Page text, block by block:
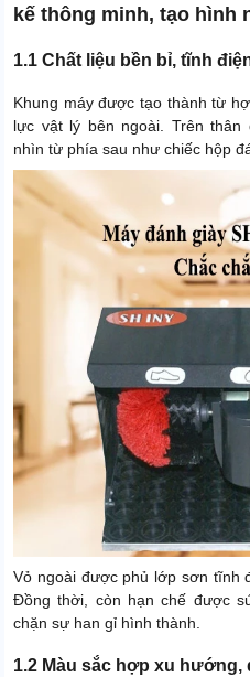
kế thông minh, tạo hình
1.1 Chất liệu bền bỉ, tĩnh
Khung máy được tạo thành từ
lực vật lý bên ngoài. Trên
nhìn từ phía sau như chiếc hộp
Vỏ ngoài được phủ lớp sơn tĩnh
Đồng thời, còn hạn chế được
chặn sự han gỉ hình thành.
1.2 Màu sắc hợp xu